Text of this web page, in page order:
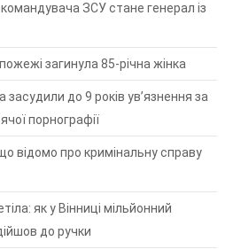
ЗСУ стане генерал із
загинула 85-річна жінка
засудили до 9 років ув’язнення за
порнографії
відомо про кримінальну справу
як у Вінниці мільйонний
до ручки